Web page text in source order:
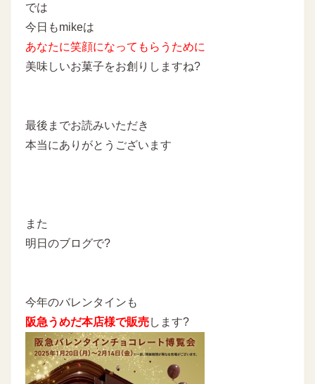
では
今日もmikeは
あなたに笑顔になってもらうために
美味しいお菓子をお創りしますね?
最後までお読みいただき
本当にありがとうございます
また
明日のブログで?
今年のバレンタインも
阪急うめだ本店様で販売します?